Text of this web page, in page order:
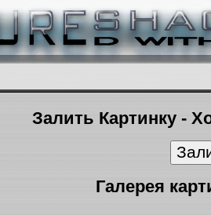
Залить Картинку -
Галерея